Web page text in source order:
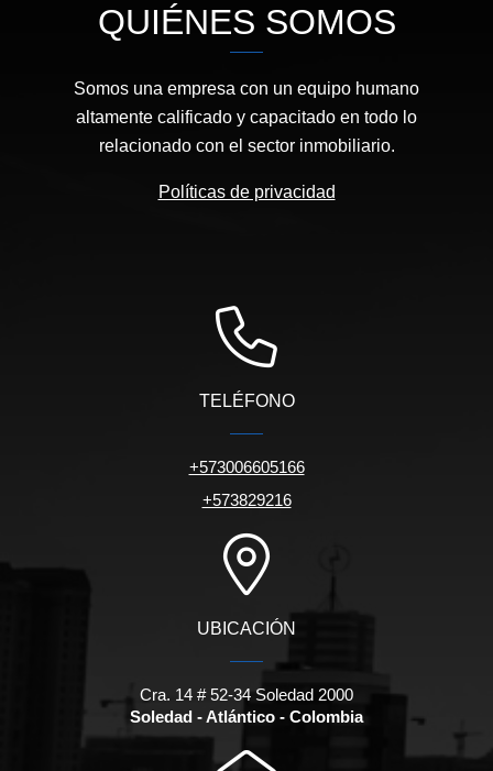
QUIÉNES SOMOS
Somos una empresa con un equipo humano
altamente calificado y capacitado en todo lo
relacionado con el sector inmobiliario.
Políticas de privacidad
TELÉFONO
+573006605166
+573829216
UBICACIÓN
Cra. 14 # 52-34 Soledad 2000
Soledad - Atlántico - Colombia